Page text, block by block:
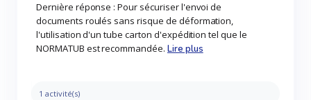
Dernière réponse : Pour sécuriser l'envoi de
documents roulés sans risque de déformation,
l'utilisation d'un tube carton d'expédition tel que le
NORMATUB est recommandée. Lire plus
1 activité(s)